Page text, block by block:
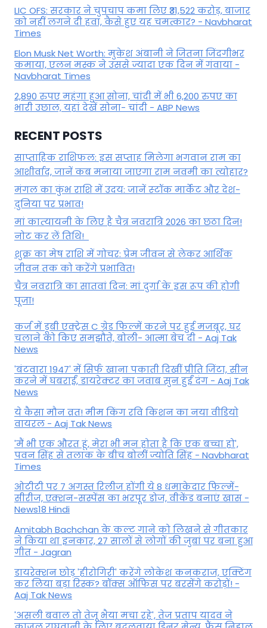
LIC OFS: सरकार ने चुपचाप कमा लिए ₹31,522 करोड़, बाजार
को नहीं लगने दी हवा, कैसे हुए यह चमत्कार? - Navbharat
Times
Elon Musk Net Worth: मुकेश अंबानी ने जितना जिंदगीभर
कमाया, एलन मस्क ने उससे ज्यादा एक दिन में गंवाया -
Navbharat Times
2,890 रुपए महंगा हुआ सोना, चांदी में भी 6,200 रुपए का
भारी उछाल, यहां देखें सोना- चांदी - ABP News
RECENT POSTS
साप्ताहिक राशिफल: इस सप्ताह मिलेगा भगवान राम का
आशीर्वाद, जानें कब मनाया जाएगा राम नवमी का त्योहार?
मंगल का कुंभ राशि में उदय: जानें स्‍टॉक मार्केट और देश-
दुनिया पर प्रभाव!
मां कात्‍यायनी के लिए है चैत्र नवरात्रि 2026 का छठा दिन!
नोट कर लें तिथि!
शुक्र का मेष राशि में गोचर: प्रेम जीवन से लेकर आर्थिक
जीवन तक को करेंगे प्रभावित!
चैत्र नवरात्रि का सातवां दिन: मां दुर्गा के इस रूप की होगी
पूजा!
कर्ज में डूबी एक्ट्रेस C ग्रेड फिल्में करने पर हुई मजबूर, घर
चलाने को किए समझौते, बोली- आत्मा बेच दी - Aaj Tak
News
'बंटवारा 1947' में सिर्फ खाना पकाती दिखीं प्रीति जिंटा, सीन
करने में घबराईं, डायरेक्टर का जवाब सुन हुईं दंग - Aaj Tak
News
ये कैसा मौन व्रत! मीम किंग रवि किशन का नया वीडियो
वायरल - Aaj Tak News
'मैं भी एक औरत हूं, मेरा भी मन होता है कि एक बच्चा हो',
पवन सिंह से तलाक के बीच बोलीं ज्योति सिंह - Navbharat
Times
ओटीटी पर 7 अगस्त रिलीज होंगी ये 8 धमाकेदार फिल्में-
सीरीज, एक्शन-सस्पेंस का भरपूर डोज, वीकेंड बनाएं खास -
News18 Hindi
Amitabh Bachchan के कल्ट गाने को लिखने से गीतकार
ने किया था इनकार, 27 सालों से लोगों की जुबां पर बना हुआ
गीत - Jagran
डायरेक्शन छोड़ 'हीरोगिरी' करेंगे लोकेश कनकराज, एक्टिंग
कर लिया बड़ा रिस्क? बॉक्स ऑफिस पर बरसेंगे करोड़ों! -
Aaj Tak News
'असली बवाल तो तेजू भैया मचा रहे', तेज प्रताप यादव ने